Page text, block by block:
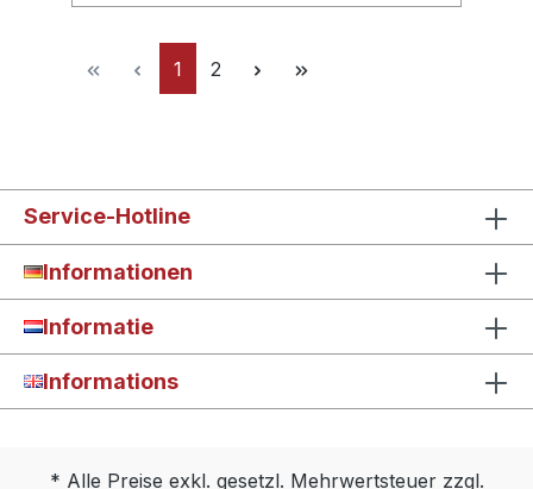
1 2
Service-Hotline
Informationen
Informatie
Informations
* Alle Preise exkl. gesetzl. Mehrwertsteuer zzgl.